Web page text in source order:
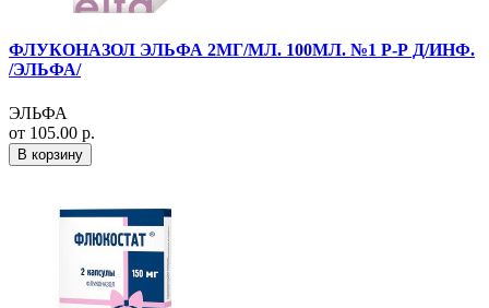
ФЛУКОНАЗОЛ ЭЛЬФА 2МГ/МЛ. 100МЛ. №1 Р-Р Д/ИНФ.
/ЭЛЬФА/
ЭЛЬФА
от 105.00 р.
В корзину